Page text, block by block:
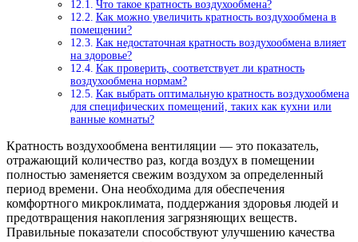
Что такое кратность воздухообмена?
Как можно увеличить кратность воздухообмена в
помещении?
Как недостаточная кратность воздухообмена влияет
на здоровье?
Как проверить, соответствует ли кратность
воздухообмена нормам?
Как выбрать оптимальную кратность воздухообмена
для специфических помещений, таких как кухни или
ванные комнаты?
Кратность воздухообмена вентиляции — это показатель,
отражающий количество раз, когда воздух в помещении
полностью заменяется свежим воздухом за определенный
период времени. Она необходима для обеспечения
комфортного микроклимата, поддержания здоровья людей и
предотвращения накопления загрязняющих веществ.
Правильные показатели способствуют улучшению качества